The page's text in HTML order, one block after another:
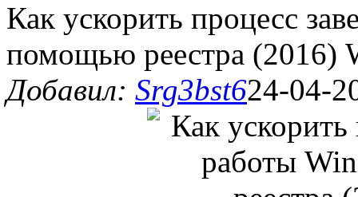
Как ускорить процесс
помощью реестра (2016)
Добавил: Srg3bst624-04-